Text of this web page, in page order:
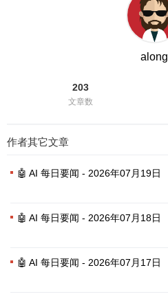
along
203
文章数
作者其它文章
🤖 AI 每日要闻 - 2026年07月19日
🤖 AI 每日要闻 - 2026年07月18日
🤖 AI 每日要闻 - 2026年07月17日